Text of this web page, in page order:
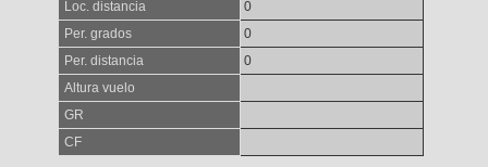
Loc. distancia
0
Per. grados
0
Per. distancia
0
Altura vuelo
GR
CF